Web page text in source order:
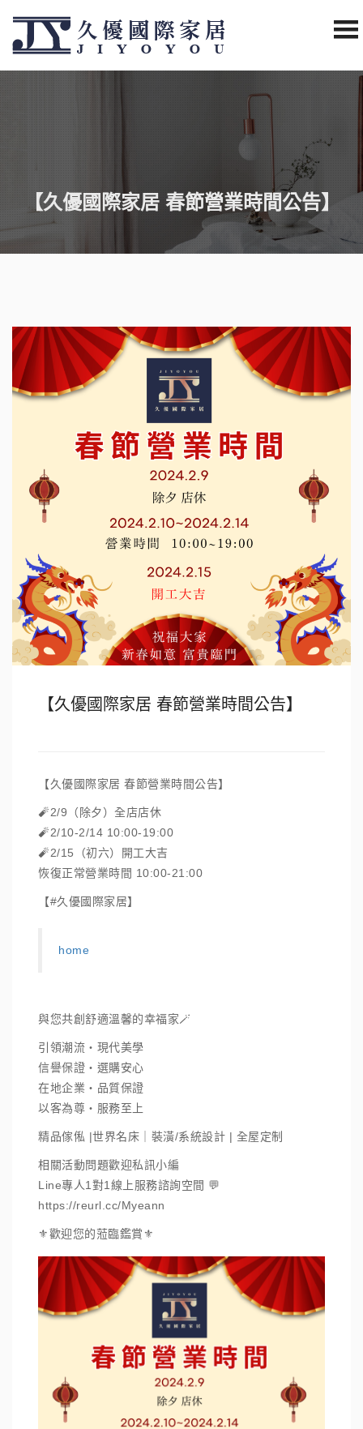
【久優國際家居 春節營業時間公告】
【久優國際家居 春節營業時間公告】
【久優國際家居 春節營業時間公告】
🧨2/9（除夕）全店店休
🧨2/10-2/14 10:00-19:00
🧨2/15（初六）開工大吉
恢復正常營業時間 10:00-21:00
【#久優國際家居】
home
與您共創舒適溫馨的幸福家🪄
引領潮流・現代美學
信譽保證・選購安心
在地企業・品質保證
以客為尊・服務至上
精品傢俬 |世界名床｜裝潢/系統設計 | 全屋定制
相關活動問題歡迎私訊小編
Line專人1對1線上服務諮詢空間 💬
https://reurl.cc/Myeann
⚜️歡迎您的蒞臨鑑賞⚜️